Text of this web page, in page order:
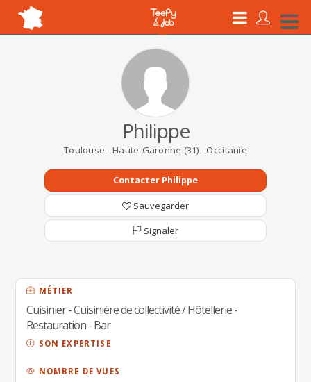
Philippe
Toulouse - Haute-Garonne (31) - Occitanie
Contacter Philippe
Sauvegarder
Signaler
MÉTIER
Cuisinier - Cuisinière de collectivité / Hôtellerie -
Restauration - Bar
SON EXPERTISE
NOMBRE DE VUES